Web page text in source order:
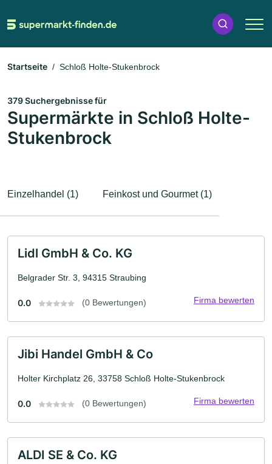
Startseite Schloß Holte-Stukenbrock
379 Suchergebnisse für
Supermärkte in Schloß Holte-
Stukenbrock
Einzelhandel (1) Feinkost und Gourmet (1)
Lidl GmbH & Co. KG
Belgrader Str. 3, 94315 Straubing
0.0 (0 Bewertungen) Firma bewerten
Jibi Handel GmbH & Co
Holter Kirchplatz 26, 33758 Schloß Holte-Stukenbrock
0.0 (0 Bewertungen) Firma bewerten
ALDI SE & Co. KG